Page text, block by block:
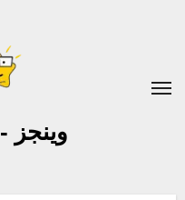
وينجز - wingiz.com